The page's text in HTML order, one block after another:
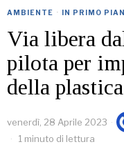
AMBIENTE · IN PRIMO
Via libera
pilota per
della plastica
venerdì, 28 Aprile 2023
1 minuto di lettura